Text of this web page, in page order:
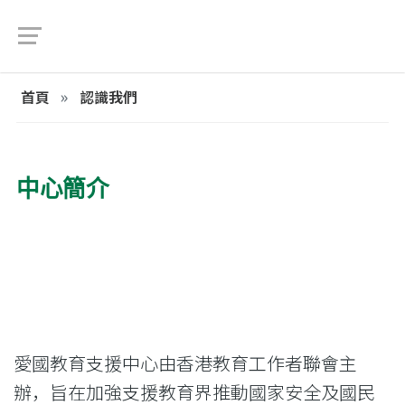
首頁 認識我們
中心簡介
愛國教育支援中心由香港教育工作者聯會主
辦，旨在加強支援教育界推動國家安全及國民